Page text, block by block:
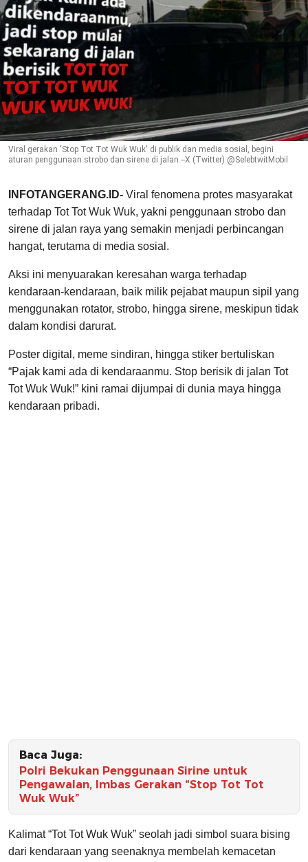
Viral gerakan 'Stop Tot Tot Wuk Wuk' di publik dan media sosial, begini
aturan penggunaan strobo dan sirene di jalan.--X (Twitter) @SelebtwitMobil
INFOTANGERANG.ID- Viral fenomena protes masyarakat
terhadap Tot Tot Wuk Wuk, yakni penggunaan strobo dan
sirene di jalan raya yang semakin menjadi perbincangan
hangat, terutama di media sosial.
Aksi ini menyuarakan keresahan warga terhadap
kendaraan-kendaraan, baik milik pejabat maupun sipil yang
menggunakan rotator, strobo, hingga sirene, meskipun tidak
dalam kondisi darurat.
Poster digital, meme sindiran, hingga stiker bertuliskan
“Pajak kami ada di kendaraanmu. Stop berisik di jalan Tot
Tot Wuk Wuk!” kini ramai dijumpai di dunia maya hingga
kendaraan pribadi.
Baca Juga:
Polri Bekukan Penggunaan Sirine untuk
Pengawalan, Imbas Gerakan “Stop Tot Tot
Wuk Wuk”
Kalimat “Tot Tot Wuk Wuk” seolah jadi simbol suara bising
dari kendaraan yang seenaknya membelah kemacetan